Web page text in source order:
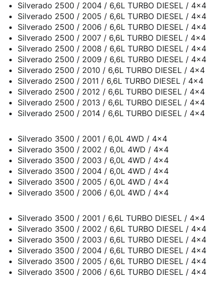
Silverado 2500 / 2004 / 6,6L TURBO DIESEL / 4x4
Silverado 2500 / 2005 / 6,6L TURBO DIESEL / 4x4
Silverado 2500 / 2006 / 6,6L TURBO DIESEL / 4x4
Silverado 2500 / 2007 / 6,6L TURBO DIESEL / 4x4
Silverado 2500 / 2008 / 6,6L TURBO DIESEL / 4x4
Silverado 2500 / 2009 / 6,6L TURBO DIESEL / 4x4
Silverado 2500 / 2010 / 6,6L TURBO DIESEL / 4x4
Silverado 2500 / 2011 / 6,6L TURBO DIESEL / 4x4
Silverado 2500 / 2012 / 6,6L TURBO DIESEL / 4x4
Silverado 2500 / 2013 / 6,6L TURBO DIESEL / 4x4
Silverado 2500 / 2014 / 6,6L TURBO DIESEL / 4x4
Silverado 3500 / 2001 / 6,0L 4WD / 4x4
Silverado 3500 / 2002 / 6,0L 4WD / 4x4
Silverado 3500 / 2003 / 6,0L 4WD / 4x4
Silverado 3500 / 2004 / 6,0L 4WD / 4x4
Silverado 3500 / 2005 / 6,0L 4WD / 4x4
Silverado 3500 / 2006 / 6,0L 4WD / 4x4
Silverado 3500 / 2001 / 6,6L TURBO DIESEL / 4x4
Silverado 3500 / 2002 / 6,6L TURBO DIESEL / 4x4
Silverado 3500 / 2003 / 6,6L TURBO DIESEL / 4x4
Silverado 3500 / 2004 / 6,6L TURBO DIESEL / 4x4
Silverado 3500 / 2005 / 6,6L TURBO DIESEL / 4x4
Silverado 3500 / 2006 / 6,6L TURBO DIESEL / 4x4